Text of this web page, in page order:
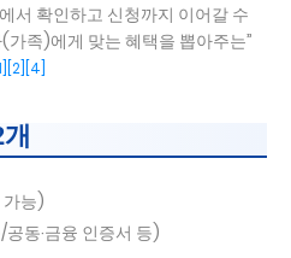
서 확인하고 신청까지 이어갈 수
가족)에게 맞는 혜택을 뽑아주는”
[2] [4]
능)
동·금융 인증서 등)